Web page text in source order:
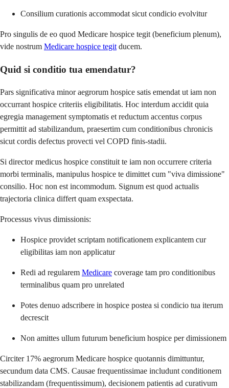
Consilium curationis accommodat sicut condicio evolvitur
Pro singulis de eo quod Medicare hospice tegit (beneficium plenum),
vide nostrum Medicare hospice tegit ducem.
Quid si conditio tua emendatur?
Pars significativa minor aegrorum hospice satis emendat ut iam non
occurrant hospice criteriis eligibilitatis. Hoc interdum accidit quia
egregia management symptomatis et reductum accentus corpus
permittit ad stabilizandum, praesertim cum conditionibus chronicis
sicut cordis defectus provecti vel COPD finis-stadii.
Si director medicus hospice constituit te iam non occurrere criteria
morbi terminalis, manipulus hospice te dimittet cum "viva dimissione"
consilio. Hoc non est incommodum. Signum est quod actualis
trajectoria clinica differt quam exspectata.
Processus vivus dimissionis:
Hospice providet scriptam notificationem explicantem cur
eligibilitas iam non applicatur
Redi ad regularem Medicare coverage tam pro conditionibus
terminalibus quam pro unrelated
Potes denuo adscribere in hospice postea si condicio tua iterum
decrescit
Non amittes ullum futurum beneficium hospice per dimissionem
Circiter 17% aegrorum Medicare hospice quotannis dimittuntur,
secundum data CMS. Causae frequentissimae includunt conditionem
stabilizandam (frequentissimum), decisionem patientis ad curativum